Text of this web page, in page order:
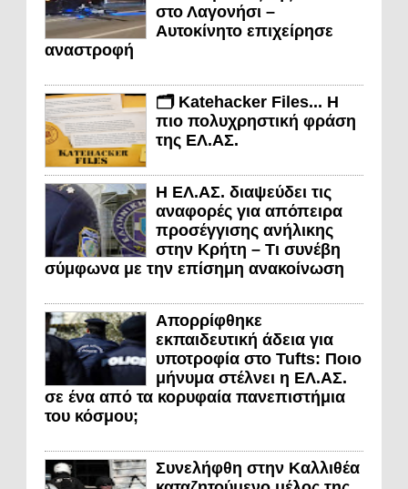
στο Λαγονήσι –
Αυτοκίνητο επιχείρησε
αναστροφή
🗂️ Katehacker Files... Η
πιο πολυχρηστική φράση
της ΕΛ.ΑΣ.
Η ΕΛ.ΑΣ. διαψεύδει τις
αναφορές για απόπειρα
προσέγγισης ανήλικης
στην Κρήτη – Τι συνέβη
σύμφωνα με την επίσημη ανακοίνωση
Απορρίφθηκε
εκπαιδευτική άδεια για
υποτροφία στο Tufts: Ποιο
μήνυμα στέλνει η ΕΛ.ΑΣ.
σε ένα από τα κορυφαία πανεπιστήμια
του κόσμου;
Συνελήφθη στην Καλλιθέα